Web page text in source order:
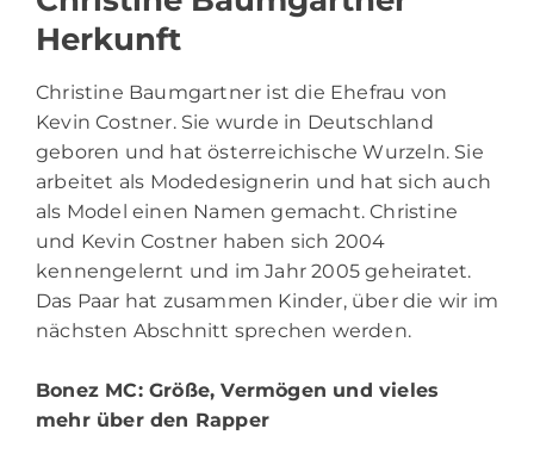
Herkunft
Christine Baumgartner ist die Ehefrau von
Kevin Costner. Sie wurde in Deutschland
geboren und hat österreichische Wurzeln. Sie
arbeitet als Modedesignerin und hat sich auch
als Model einen Namen gemacht. Christine
und Kevin Costner haben sich 2004
kennengelernt und im Jahr 2005 geheiratet.
Das Paar hat zusammen Kinder, über die wir im
nächsten Abschnitt sprechen werden.
Bonez MC: Größe, Vermögen und vieles
mehr über den Rapper